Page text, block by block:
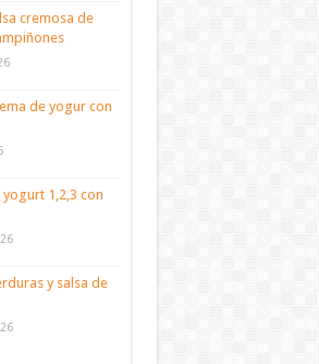
cremosa de
de yogur con
1,2,3 con
y salsa de